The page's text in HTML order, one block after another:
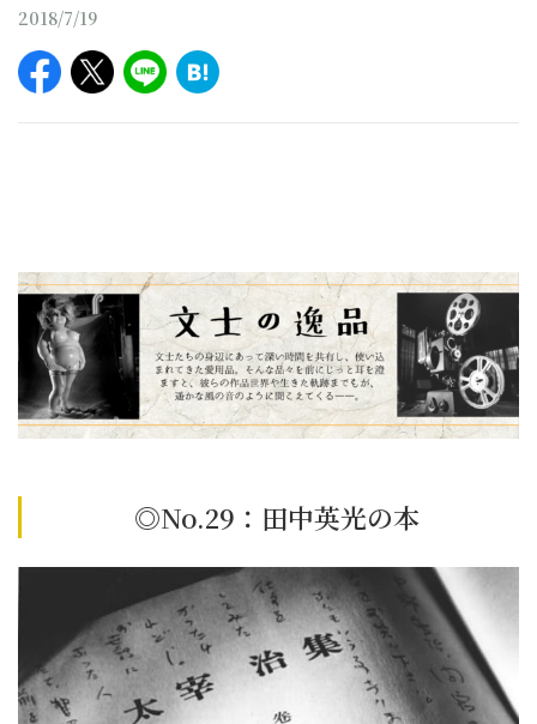
2018/7/19
◎No.29： 田中英光の本